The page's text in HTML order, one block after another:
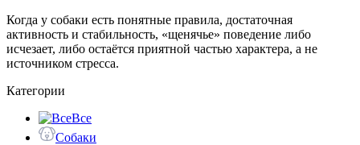
Когда у собаки есть понятные правила, достаточная
активность и стабильность, «щенячье» поведение либо
исчезает, либо остаётся приятной частью характера, а не
источником стресса.
Категории
Все
Собаки